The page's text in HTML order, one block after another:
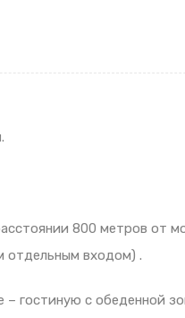
800 метров от
отдельным входом) .
гостиную с обеденной